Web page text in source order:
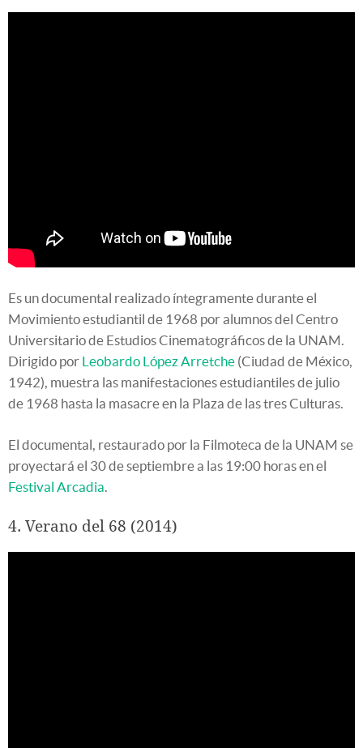
Es un documental realizado íntegramente durante el
Movimiento estudiantil de 1968 por alumnos del Centro
Universitario de Estudios Cinematográficos de la UNAM.
Dirigido por Leobardo López Arretche (Ciudad de México,
1942), muestra las manifestaciones estudiantiles de julio
de 1968 hasta la masacre en la Plaza de las tres Culturas.
El documental, restaurado por la Filmoteca de la UNAM se
proyectará el 30 de septiembre a las 19:00 horas en el
Festival Arcadia.
4. Verano del 68 (2014)